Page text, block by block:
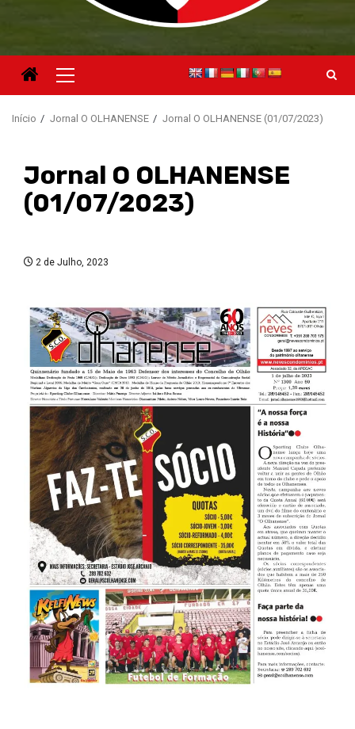
Menu
principal
Início Jornal O OLHANENSE Jornal O OLHANENSE (01/07/2023)
Jornal O OLHANENSE
(01/07/2023)
2 de Julho, 2023